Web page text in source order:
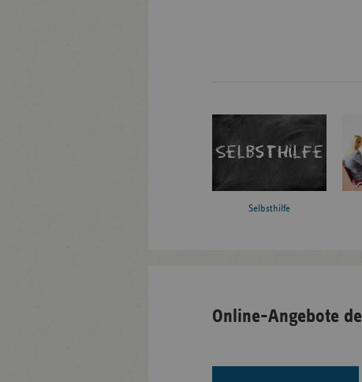
Selbsthilfe
Online-Angebote